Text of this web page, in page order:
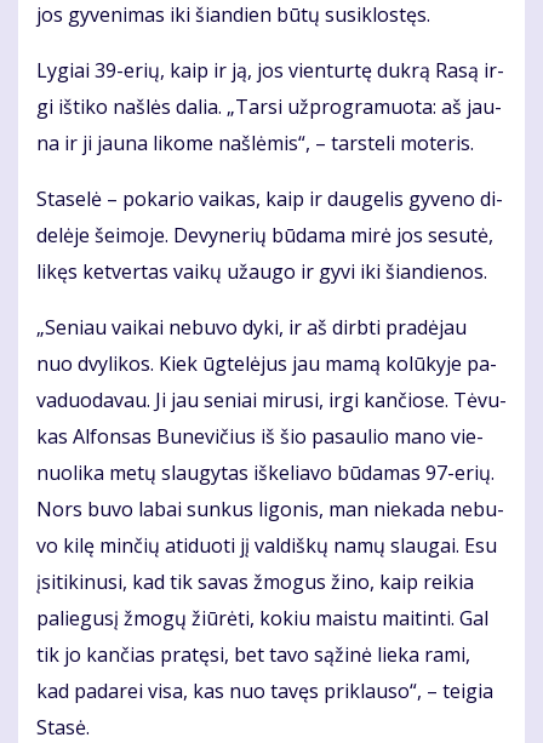
jos gy­ve­ni­mas iki šian­dien bū­tų su­si­klos­tęs.
Ly­giai 39-erių, kaip ir ją, jos vien­tur­tę duk­rą Ra­są ir­
gi iš­ti­ko naš­lės da­lia. „Tar­si už­prog­ra­muo­ta: aš jau­
na ir ji jau­na li­ko­me naš­lė­mis“, – tars­te­li mo­te­ris.
Sta­se­lė – po­ka­rio vai­kas, kaip ir dau­ge­lis gy­ve­no di­
de­lė­je šei­mo­je. De­vy­ne­rių bū­da­ma mi­rė jos se­su­tė,
li­kęs ket­ver­tas vai­kų už­au­go ir gy­vi iki šian­die­nos.
„Se­niau vai­kai ne­bu­vo dy­ki, ir aš dirb­ti pra­dė­jau
nuo dvy­li­kos. Kiek ūg­te­lė­jus jau ma­mą ko­lū­ky­je pa­
va­duo­da­vau. Ji jau se­niai mi­ru­si, ir­gi kan­čio­se. Tė­vu­
kas Al­fon­sas Bu­ne­vi­čius iš šio pa­sau­lio ma­no vie­
nuo­li­ka me­tų slau­gy­tas iš­ke­lia­vo bū­da­mas 97-erių.
Nors bu­vo la­bai sun­kus li­go­nis, man nie­ka­da ne­bu­
vo ki­lę min­čių ati­duo­ti jį val­diš­kų na­mų slau­gai. Esu
įsi­ti­ki­nu­si, kad tik sa­vas žmo­gus ži­no, kaip rei­kia
pa­lie­gu­sį žmo­gų žiū­rė­ti, ko­kiu mais­tu mai­tin­ti. Gal
tik jo kan­čias pra­tę­si, bet ta­vo są­ži­nė lie­ka ra­mi,
kad pa­da­rei vi­sa, kas nuo ta­vęs pri­klau­so“, – tei­gia
Sta­sė.